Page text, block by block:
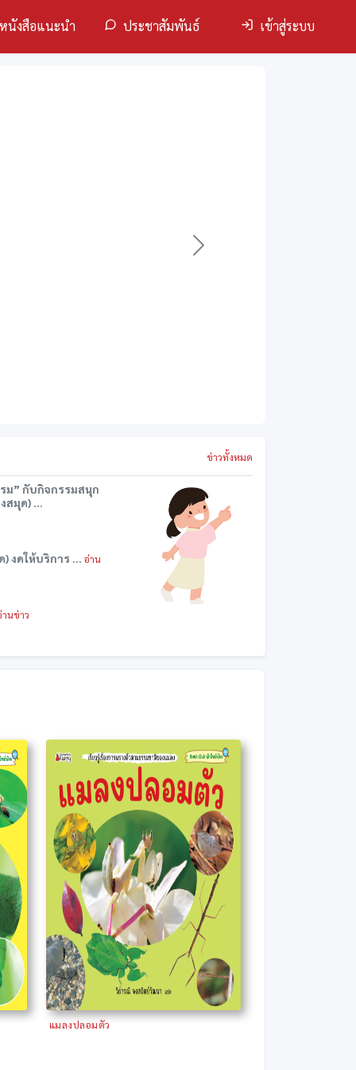
หนังสือแนะนำ ประชาสัมพันธ์ เข้าสู่ระบบ
Next
ข่าวทั้งหมด
ม” กับกิจกรรมสนุก
สมุด) ...
งดให้บริการ ... อ่าน
านข่าว
แมลงปลอมตัว